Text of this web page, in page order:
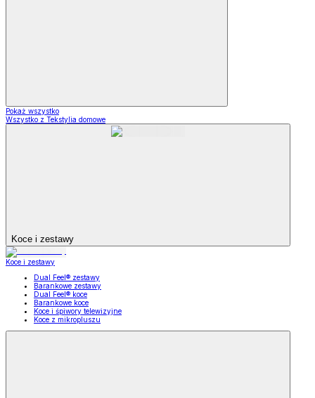
Pokaż wszystko
Wszystko z Tekstylia domowe
Koce i zestawy
Koce i zestawy
Dual Feel® zestawy
Barankowe zestawy
Dual Feel® koce
Barankowe koce
Koce i śpiwory telewizyjne
Koce z mikropluszu